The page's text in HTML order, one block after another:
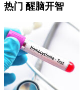
热门 醒脑开智